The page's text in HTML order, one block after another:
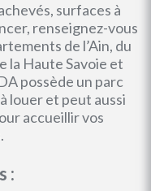
surfaces à
renseignez-vous
de l’Ain, du
la Haute Savoie et
possède un parc
louer et peut aussi
accueillir vos
: